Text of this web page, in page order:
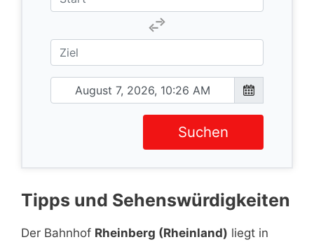
Suchen
Tipps und Sehenswürdigkeiten
Der Bahnhof Rheinberg (Rheinland) liegt in